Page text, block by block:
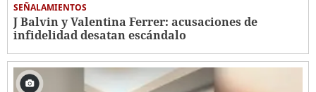
SEÑALAMIENTOS
J Balvin y Valentina Ferrer: acusaciones de
infidelidad desatan escándalo